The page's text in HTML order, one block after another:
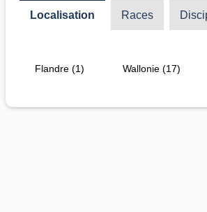
Localisation Races
Flandre (1) Wallonie (17)